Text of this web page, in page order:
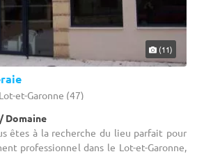
(11)
et-Garonne (47)
Domaine
êtes à la recherche du lieu parfait pour
professionnel dans le Lot-et-Garonne,